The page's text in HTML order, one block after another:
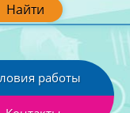
Найти
работы